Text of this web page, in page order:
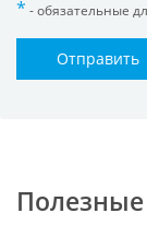
- обязательные
Отправить